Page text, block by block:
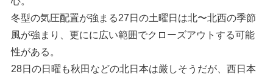
冬型の気圧配置が強まる27日の土曜日は北〜北西の季節
風が強まり、更にに広い範囲でクローズアウトする可能
性がある。
28日の日曜も秋田などの北日本は厳しそうだが、西日本